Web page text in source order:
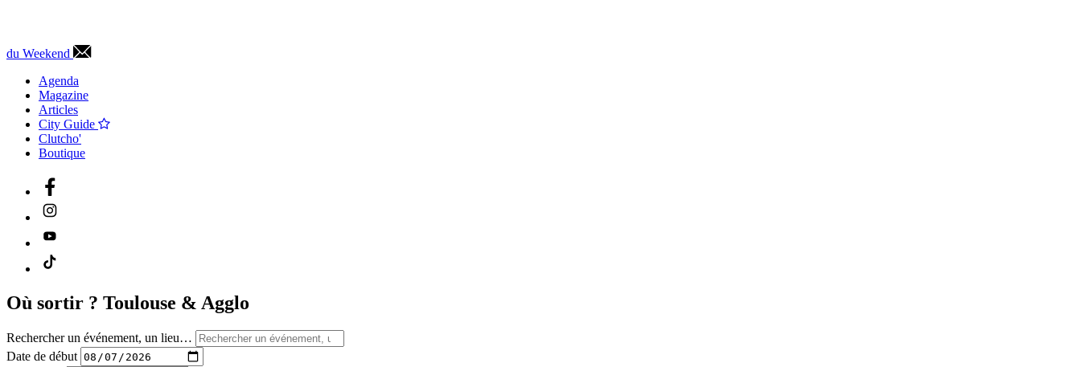
du Weekend
Agenda
Magazine
Articles
City Guide
Clutcho'
Boutique
Où sortir ? Toulouse & Agglo
Rechercher un événement, un lieu…
Date de début